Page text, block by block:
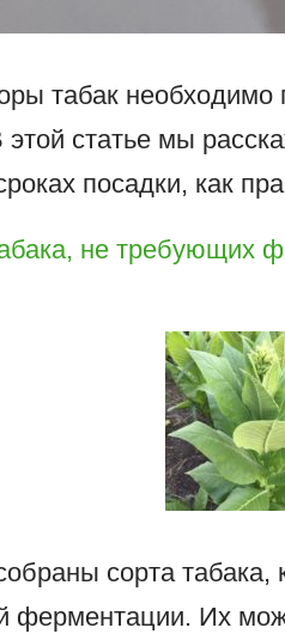
табак необходимо
этой статье мы
посадки, как
не требующих
сорта табака,
ферментации. Их